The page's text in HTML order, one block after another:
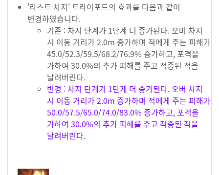
'라스트 차지' 트라이포드의 효과를 다음과 같이
변경하였습니다.
기존 : 차지 단계가 1단계 더 증가된다. 오버 차지
시 이동 거리가 2.0m 증가하며 적에게 주는 피해가
45.0/52.3/59.5/68.2/76.9% 증가하고, 포격을
가하여 30.0%의 추가 피해를 주고 적중된 적을
날려버린다.
변경 : 차지 단계가 1단계 더 증가된다. 오버 차지
시 이동 거리가 2.0m 증가하며 적에게 주는 피해가
50.0/57.5/65.0/74.0/83.0% 증가하고, 포격을
가하여 30.0%의 추가 피해를 주고 적중된 적을
날려버린다.